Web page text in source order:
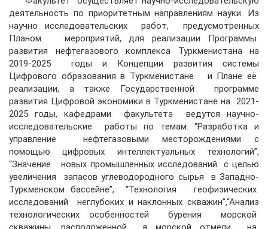
деятельность по приоритетным направлениям науки. Из
научно исследовательских работ, предусмотренных
Планом мероприятий, для реализации Программы
развития нефтегазового комплекса Туркменистана на
2019-2025 годы и Концепции развития системы
Цифрового образования в Туркменистане и Плане её
реализации, а также Государственной программе
развития Цифровой экономики в Туркменистане на 2021-
2025 годы, кафедрами факультета ведутся научно-
исследовательские работы по темам: “Разработка и
управление нефтегазовыми месторождениями с
помощью цифровых интеллектуальных технологий”,
“Значение новых промышленных исследований с целью
увеличения запасов углеводородного сырья в Западно-
Туркменском бассейне”, “Технология геофизических
исследований неглубоких и наклонных скважин”,“Анализ
технологических особенностей бурения морской